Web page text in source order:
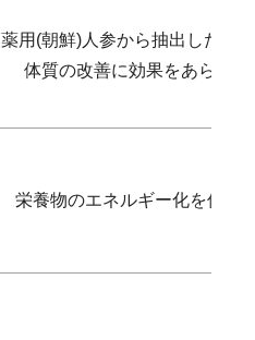
薬用(朝鮮)人参から抽出したも
体質の改善に効果をあらわし
栄養物のエネルギー化を促